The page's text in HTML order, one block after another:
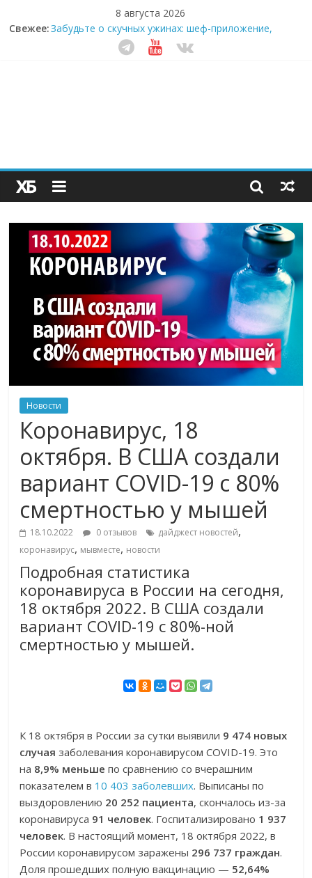
8 августа 2026
Свежее:Забудьте о скучных ужинах: шеф-приложение,
которое видит вашу еду насквозь
Небо зовёт: как бизнес на полётах дронов и
Секрет супергидратации: почему кокосовая вода с
пребиотиками становится главным трендом
здорового питания
Новости
Коронавирус, 18
октября. В США создали
вариант COVID-19 с 80%
смертностью у мышей
18.10.2022 0 отзывов дайджест новостей,
коронавирус, мывместе, новости
Подробная статистика
коронавируса в России на сегодня,
18 октября 2022. В США создали
вариант COVID-19 с 80%-ной
смертностью у мышей.
К 18 октября в России за сутки выявили 9 474 новых
случая заболевания коронавирусом COVID-19. Это
на 8,9% меньше по сравнению со вчерашним
показателем в 10 403 заболевших. Выписаны по
выздоровлению 20 252 пациента, скончалось из-за
коронавируса 91 человек. Госпитализировано 1 937
человек. В настоящий момент, 18 октября 2022, в
России коронавирусом заражены 296 737 граждан.
Доля прошедших полную вакцинацию — 52,64%